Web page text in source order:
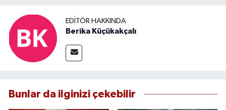
EDITÖR HAKKINDA
Berika Küçükakçalı
Bunlar da ilginizi çekebilir